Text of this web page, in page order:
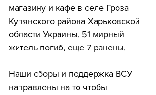
магазину и кафе в селе Гроза
Купянского района Харьковской
области Украины. 51 мирный
житель погиб, еще 7 ранены.
Наши сборы и поддержка ВСУ
направлены на то чтобы